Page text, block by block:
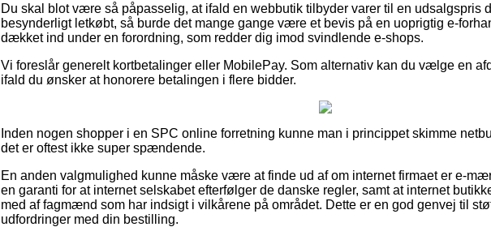
Du skal blot være så påpasselig, at ifald en webbutik tilbyder varer til en udsalgspris
besynderligt letkøbt, så burde det mange gange være et bevis på en uoprigtig e-
dækket ind under en forordning, som redder dig imod svindlende e-shops.
Vi foreslår generelt kortbetalinger eller MobilePay. Som alternativ kan du vælge en
ifald du ønsker at honorere betalingen i flere bidder.
Inden nogen shopper i en SPC online forretning kunne man i princippet skimme
det er oftest ikke super spændende.
En anden valgmulighed kunne måske være at finde ud af om internet firmaet er e-
en garanti for at internet selskabet efterfølger de danske regler, samt at internet
med af fagmænd som har indsigt i vilkårene på området. Dette er en god genvej til
udfordringer med din bestilling.